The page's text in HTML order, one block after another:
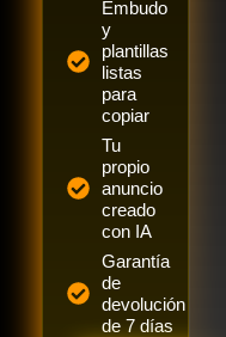
Embudo
y
plantillas
listas
para
copiar
Tu
propio
anuncio
creado
con IA
Garantía
de
devolución
de 7 días